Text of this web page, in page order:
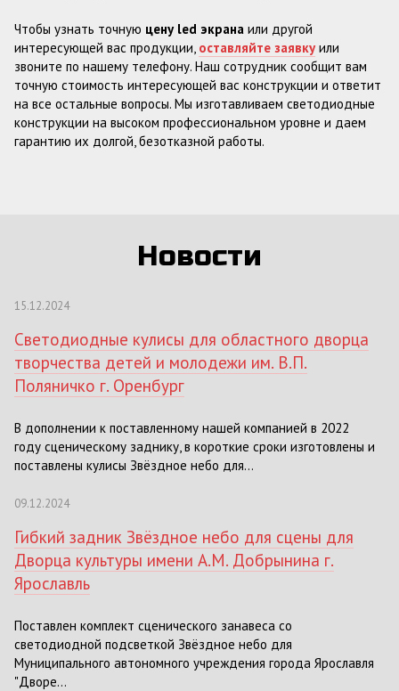
Чтобы узнать точную цену led экрана или другой
интересующей вас продукции, оставляйте заявкуили
звоните по нашему телефону. Наш сотрудник сообщит вам
точную стоимость интересующей вас конструкции и ответит
на все остальные вопросы. Мы изготавливаем светодиодные
конструкции на высоком профессиональном уровне и даем
гарантию их долгой, безотказной работы.
Новости
15.12.2024
Светодиодные кулисы для областного дворца
творчества детей и молодежи им. В.П.
Поляничко г. Оренбург
В дополнении к поставленному нашей компанией в 2022
году сценическому заднику, в короткие сроки изготовлены и
поставлены кулисы Звёздное небо для...
09.12.2024
Гибкий задник Звёздное небо для сцены для
Дворца культуры имени А.М. Добрынина г.
Ярославль
Поставлен комплект сценического занавеса со
светодиодной подсветкой Звёздное небо для
Муниципального автономного учреждения города Ярославля
"Дворе...